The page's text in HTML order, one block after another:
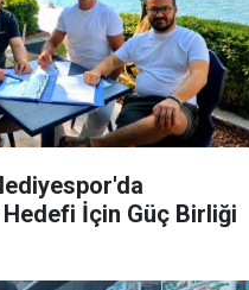
İçin Güç Birliği